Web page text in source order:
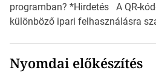
programban? *Hirdetés A QR-
különböző ipari felhasználásra
okostelefonjára telepíthet egy QR-
Nyomdai előkészítés